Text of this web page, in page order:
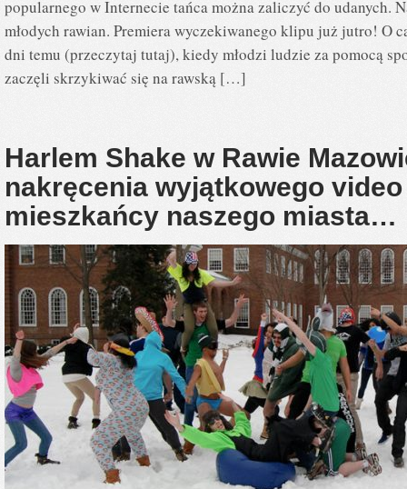
popularnego w Internecie tańca można zaliczyć do udanych.
młodych rawian. Premiera wyczekiwanego klipu już jutro! O
dni temu (przeczytaj tutaj), kiedy młodzi ludzie za pomocą
zaczęli skrzykiwać się na rawską […]
Harlem Shake w Rawie
nakręcenia wyjątkowego video
mieszkańcy naszego miasta…